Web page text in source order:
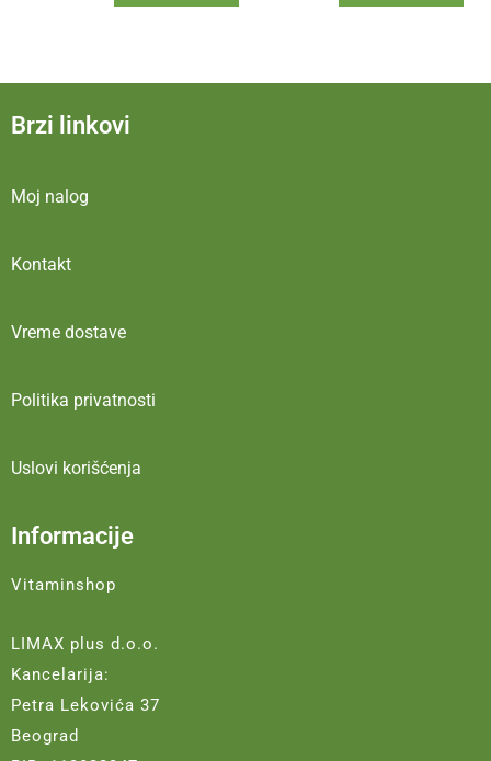
Brzi linkovi
Moj nalog
Kontakt
Vreme dostave
Politika privatnosti
Uslovi korišćenja
Informacije
Vitaminshop
LIMAX plus d.o.o.
Kancelarija:
Petra Lekovića 37
Beograd